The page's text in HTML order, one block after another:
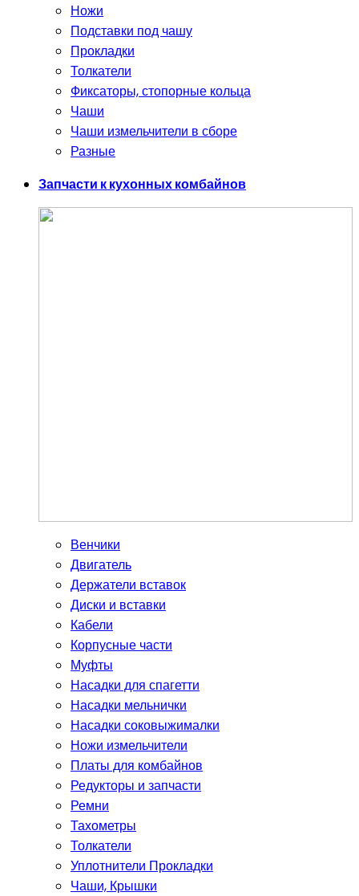
Ножи
Подставки под чашу
Прокладки
Толкатели
Фиксаторы, стопорные кольца
Чаши
Чаши измельчители в сборе
Разные
Запчасти к кухонных комбайнов
Венчики
Двигатель
Держатели вставок
Диски и вставки
Кабели
Корпусные части
Муфты
Насадки для спагетти
Насадки мельнички
Насадки соковыжималки
Ножи измельчители
Платы для комбайнов
Редукторы и запчасти
Ремни
Тахометры
Толкатели
Уплотнители Прокладки
Чаши, Крышки